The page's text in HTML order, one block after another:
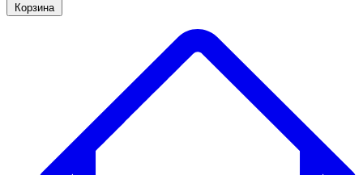
Корзина